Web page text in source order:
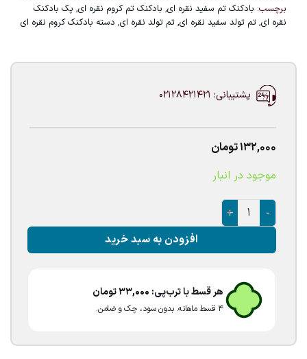
برچسب: بادکنک تم سفید نقره ای, بادکنک تم کروم نقره ای, پک بادکنک
نقره ای, تم تولد سفید نقره ای, تم تولد نقره ای, دسته بادکنک کروم نقره ای
پشتیبانی: 02128421421
132,000تومان
موجود در انبار
پک بادکنک نقره ای ۶عددی عدد
افزودن به سبد خرید
هر قسط با ترب‌پی: 33,000تومان
۴ قسط ماهانه. بدون سود، چک و ضامن.